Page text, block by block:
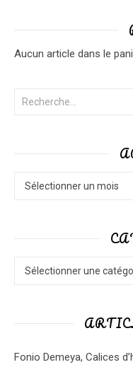
Aucun article dans le
Fonio Demeya, Calices